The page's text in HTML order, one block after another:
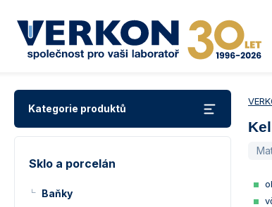
Kategorie produktů
Sklo a porcelán
Baňky